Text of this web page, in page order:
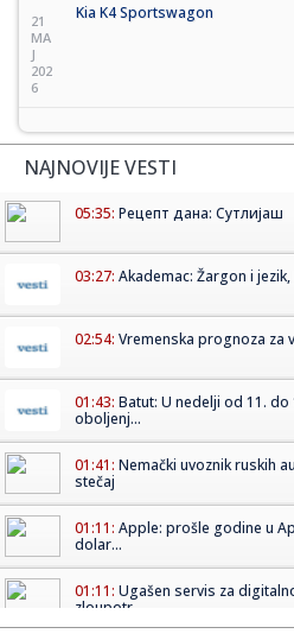
21
MA
J
202
6
Kia K4 Sportswagon
NAJNOVIJE VESTI
05:35: Рецепт дана: Сутлијаш
03:27: Akademac: Žargon i jezik,
02:54: Vremenska prognoza za
01:43: Batut: U nedelji od 11. do
oboljenj...
01:41: Nemački uvoznik ruskih
stečaj
01:11: Apple: prošle godine u
dolar...
01:11: Ugašen servis za
zloupotr...